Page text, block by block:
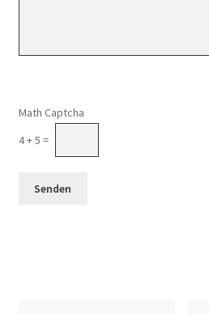
Math Captcha
4 + 5 =